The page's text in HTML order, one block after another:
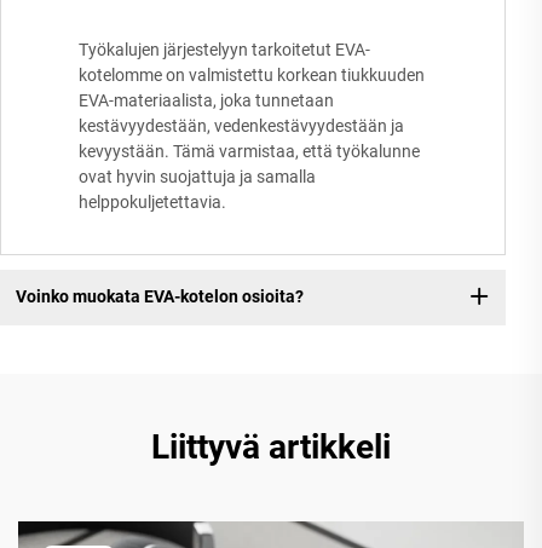
Työkalujen järjestelyyn tarkoitetut EVA-
kotelomme on valmistettu korkean tiukkuuden
EVA-materiaalista, joka tunnetaan
kestävyydestään, vedenkestävyydestään ja
kevyystään. Tämä varmistaa, että työkalunne
ovat hyvin suojattuja ja samalla
helppokuljetettavia.
Voinko muokata EVA-kotelon osioita?
Liittyvä artikkeli